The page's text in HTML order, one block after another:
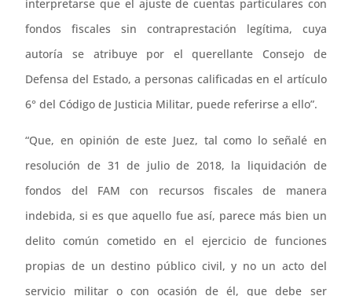
interpretarse que el ajuste de cuentas particulares con
fondos fiscales sin contraprestación legítima, cuya
autoría se atribuye por el querellante Consejo de
Defensa del Estado, a personas calificadas en el artículo
6° del Código de Justicia Militar, puede referirse a ello”.
“Que, en opinión de este Juez, tal como lo señalé en
resolución de 31 de julio de 2018, la liquidación de
fondos del FAM con recursos fiscales de manera
indebida, si es que aquello fue así, parece más bien un
delito común cometido en el ejercicio de funciones
propias de un destino público civil, y no un acto del
servicio militar o con ocasión de él, que debe ser